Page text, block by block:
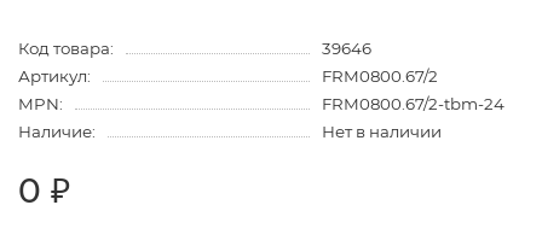
Код товара:
39646
Артикул:
FRM0800.67/2
MPN:
FRM0800.67/2-tbm-24
Наличие:
Нет в наличии
0 ₽